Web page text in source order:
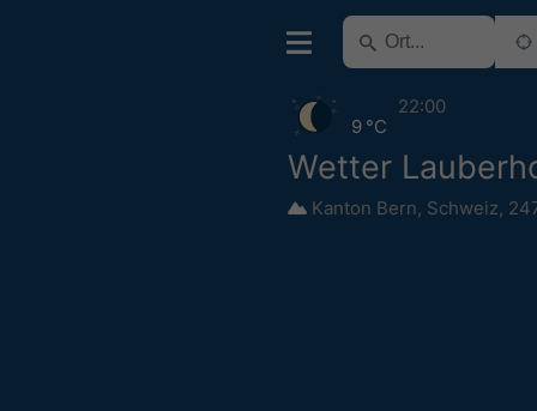
Wetter
Kanton Bern, Schweiz,
9 °C
22:00